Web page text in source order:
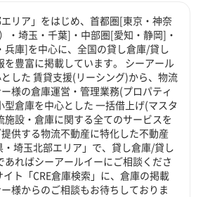
エリア」をはじめ、首都圏[東京・神奈
・埼玉・千葉]・中部圏[愛知・静岡]・
兵庫]を中心に、全国の貸し倉庫/貸し
を豊富に掲載しています。 シーアール
した 賃貸支援(リーシング)から、物流
様の倉庫運営・管理業務(プロパティ
型倉庫を中心とした 一括借上げ(マスタ
施設・倉庫に関する全てのサービスを
供する物流不動産に特化した不動産
埼玉北部エリア」で、貸し倉庫/貸し
ればシーアールイーにご相談くださ
ト「CRE倉庫検索」に、倉庫の掲載
様からのご相談もお待ちしておりま